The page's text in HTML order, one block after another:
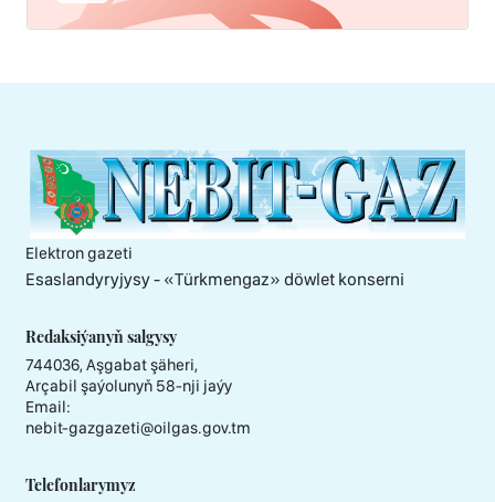
Elektron gazeti
Esaslandyryjysy - «Тürkmengaz» döwlet konserni
Redaksiýanyň salgysy
744036, Aşgabat şäheri,
Arçabil şaýolunyň 58-nji jaýy
Email:
nebit-gazgazeti@oilgas.gov.tm
Telefonlarymyz